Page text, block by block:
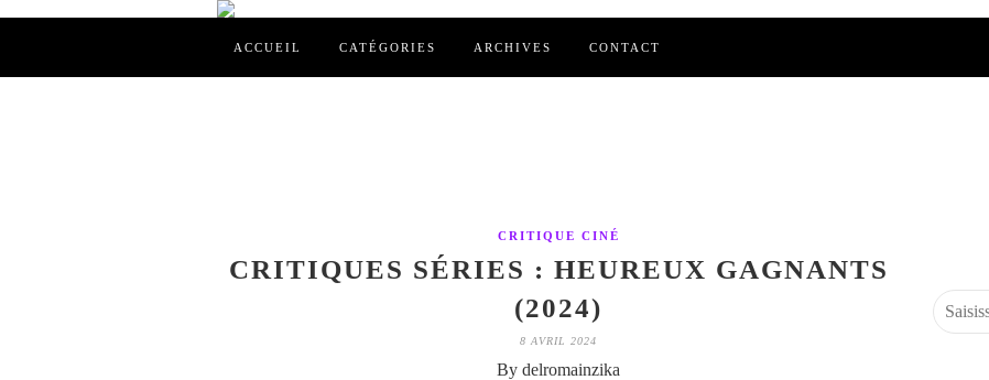
ACCUEIL CATÉGORIES ARCHIVES CONTACT
CRITIQUE CINÉ
CRITIQUES SÉRIES : HEUREUX GAGNANTS
(2024)
8 AVRIL 2024
By delromainzika